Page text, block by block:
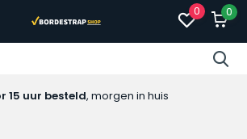
0 0
15 uur besteld, morgen in huis